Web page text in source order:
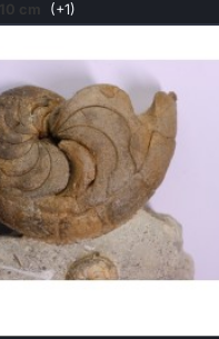
10 cm (+1)